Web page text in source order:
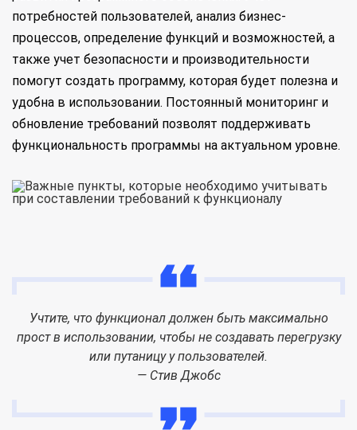
потребностей пользователей, анализ бизнес-
процессов, определение функций и возможностей, а
также учет безопасности и производительности
помогут создать программу, которая будет полезна и
удобна в использовании. Постоянный мониторинг и
обновление требований позволят поддерживать
функциональность программы на актуальном уровне.
Учтите, что функционал должен быть максимально
прост в использовании, чтобы не создавать перегрузку
или путаницу у пользователей.
— Стив Джобс